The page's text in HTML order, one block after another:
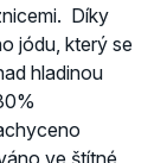
Díky
jódu, který se
hladinou
ve štítné